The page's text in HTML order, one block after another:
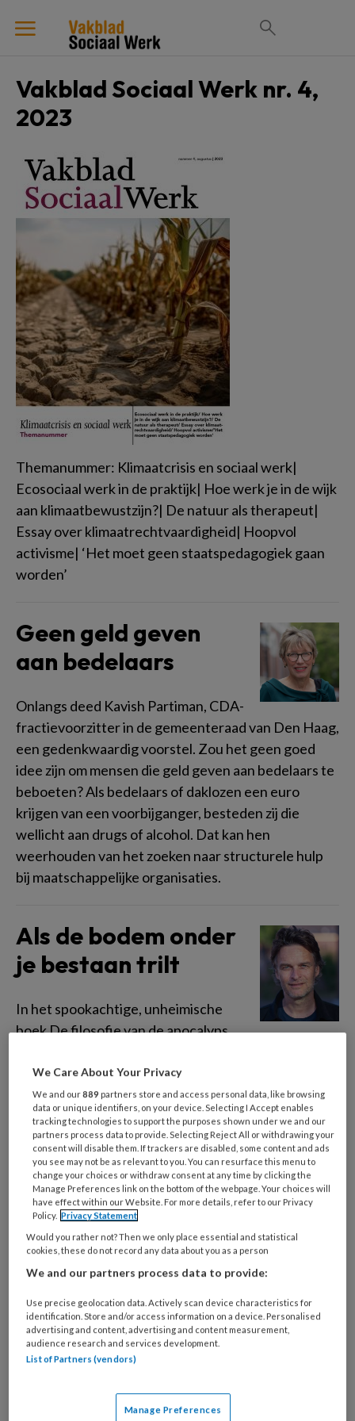
Vakblad Sociaal Werk nr. 4,
2023
Themanummer: Klimaatcrisis en sociaal werk|
Ecosociaal werk in de praktijk| Hoe werk je in de wijk
aan klimaatbewustzijn?| De natuur als therapeut|
Essay over klimaatrechtvaardigheid| Hoopvol
activisme| ‘Het moet geen staatspedagogiek gaan
worden’
Geen geld geven
aan bedelaars
Onlangs deed Kavish Partiman, CDA-
fractievoorzitter in de gemeenteraad van Den Haag,
een gedenkwaardig voorstel. Zou het geen goed
idee zijn om mensen die geld geven aan bedelaars te
beboeten? Als bedelaars of daklozen een euro
krijgen van een voorbijganger, besteden zij die
wellicht aan drugs of alcohol. Dat kan hen
weerhouden van het zoeken naar structurele hulp
bij maatschappelijke organisaties.
Als de bodem onder
je bestaan trilt
In het spookachtige, unheimische
boek De filosofie van de apocalyps
wereld zoals wij die kennen niet met een grote klap
komt, maar sluipenderwijs. Niet door een botsende
asteroïde, maar geleidelijk en door toedoen van
onszelf. Als een soort langgerekte suïcide van mens
en samenleving. Wie goed kijkt, ziet daarvan al
langer tekenen. Werelden van dieren, insecten,
planten en mensen, zoals van vluchtelingen in de
Middellandse Zee: ze houden op te bestaan. De
klimaatcrisis is daarom een existentiële crisis.
Ecologische crisis:
er is geen energie
meer voor
Vanuit het sociaal werk wordt vaak gezegd of in
We Care About Your Privacy
We and our889 partners store and access personal data, like browsing
data or unique identifiers, on your device. Selecting I Accept enables
tracking technologies to support the purposes shown under we and our
partners process data to provide. Selecting Reject All or withdrawing your
consent will disable them. If trackers are disabled, some content and ads
you see may not be as relevant to you. You can resurface this menu to
change your choices or withdraw consent at any time by clicking the
Manage Preferences link on the bottom of the webpage. Your choices will
have effect within our Website. For more details, refer to our Privacy
Policy. Privacy Statement
Would you rather not? Then we only place essential and statistical
cookies, these do not record any data about you as a person
We and our partners process data to provide:
Use precise geolocation data. Actively scan device characteristics for
identification. Store and/or access information on a device. Personalised
advertising and content, advertising and content measurement,
audience research and services development.
List of Partners (vendors)
Manage Preferences